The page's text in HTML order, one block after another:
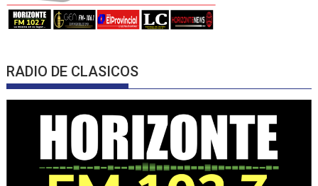
RADIO DE CLASICOS